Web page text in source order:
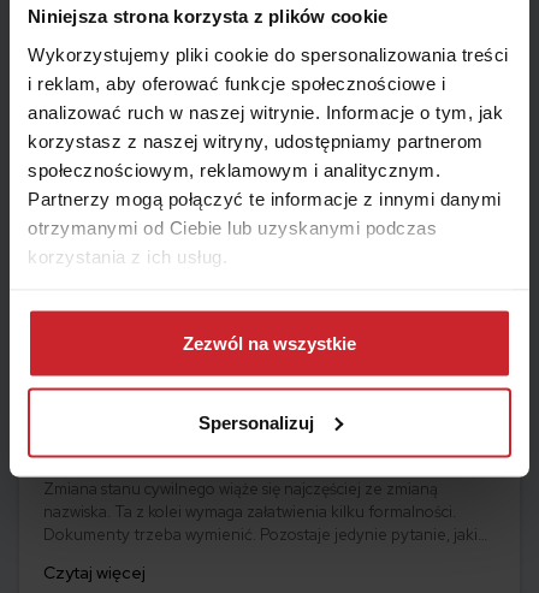
Niniejsza strona korzysta z plików cookie
Wykorzystujemy pliki cookie do spersonalizowania treści
i reklam, aby oferować funkcje społecznościowe i
analizować ruch w naszej witrynie. Informacje o tym, jak
korzystasz z naszej witryny, udostępniamy partnerom
społecznościowym, reklamowym i analitycznym.
Partnerzy mogą połączyć te informacje z innymi danymi
otrzymanymi od Ciebie lub uzyskanymi podczas
korzystania z ich usług.
Dowiedz się więcej na temat tego, kim jesteśmy, jak
można się z nami skontaktować i w jaki sposób
przetwarzamy dane osobowe w ramachPolityki
Zezwól na wszystkie
Spersonalizuj
Sprawdziliśmy modele aut najczęściej kupowane przez
marek.
Czytaj więcej
Zmiana nazwiska – gdzie zgłosić?
Zmiana stanu cywilnego wiąże się najczęściej ze zmianą
nazwiska. Ta z kolei wymaga załatwienia kilku formalności.
Dokumenty trzeba wymienić. Pozostaje jedynie pytanie, jakie
formalności związanych ze zmianą nazwiska dowiesz się z
Czytaj więcej